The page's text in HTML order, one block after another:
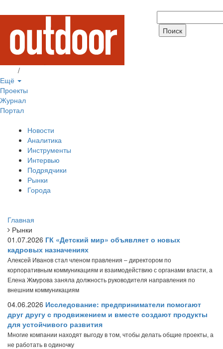
/
Ещё
Проекты
Журнал
Портал
Новости
Аналитика
Инструменты
Интервью
Подрядчики
Рынки
Города
Главная
Рынки
01.07.2026 ГК «Детский мир» объявляет о новых
кадровых назначениях
Алексей Иванов стал членом правления – директором по
корпоративным коммуникациям и взаимодействию с органами власти, а
Елена Жмурова заняла должность руководителя направления по
внешним коммуникациям
04.06.2026 Исследование: предприниматели помогают
друг другу с продвижением и вместе создают продукты
для устойчивого развития
Многие компании находят выгоду в том, чтобы делать общие проекты, а
не работать в одиночку